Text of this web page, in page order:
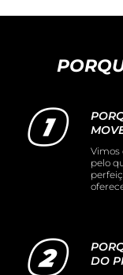
Vimos
pelo
DO